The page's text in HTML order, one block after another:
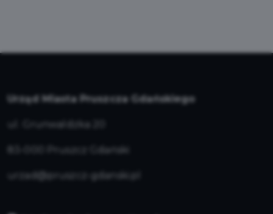
Urząd Miasta Pruszcza Gdańskiego
ul. Grunwaldzka 20
83-000 Pruszcz Gdański
urzad@pruszcz-gdanski.pl